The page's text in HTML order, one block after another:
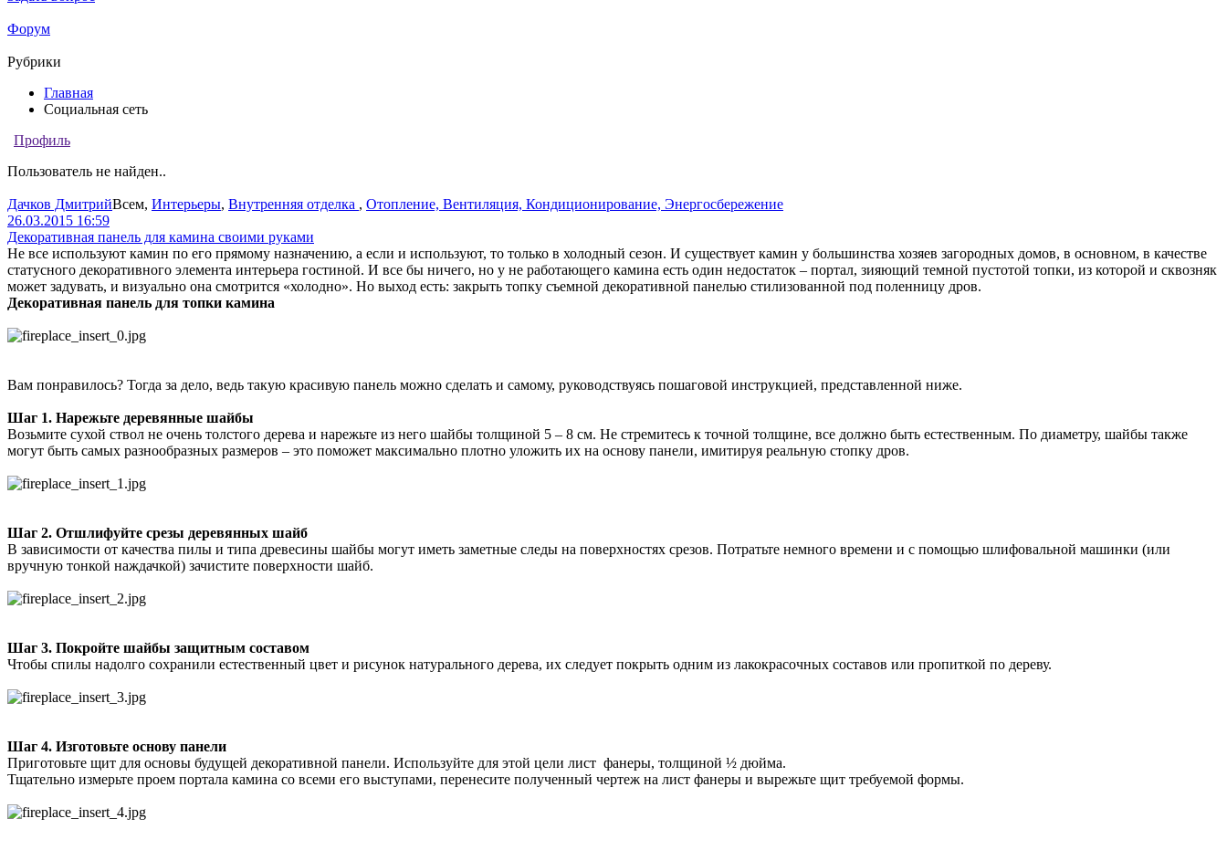
Форум
Рубрики
Главная
Социальная сеть
Профиль
Пользователь не найден..
Дачков ДмитрийВсем, Интерьеры, Внутренняя отделка , Отопление, Вентиляция, Кондиционирование, Энергосбережение
26.03.2015 16:59
Декоративная панель для камина своими руками
Не все используют камин по его прямому назначению, а если и используют, то только в холодный сезон. И существует камин у большинства хозяев загородных домов, в основном, в качестве
статусного декоративного элемента интерьера гостиной. И все бы ничего, но у не работающего камина есть один недостаток – портал, зияющий темной пустотой топки, из которой и сквозняк
может задувать, и визуально она смотрится «холодно». Но выход есть: закрыть топку съемной декоративной панелью стилизованной под поленницу дров.
Декоративная панель для топки камина
Вам понравилось? Тогда за дело, ведь такую красивую панель можно сделать и самому, руководствуясь пошаговой инструкцией, представленной ниже.
Шаг 1. Нарежьте деревянные шайбы
Возьмите сухой ствол не очень толстого дерева и нарежьте из него шайбы толщиной 5 – 8 см. Не стремитесь к точной толщине, все должно быть естественным. По диаметру, шайбы также
могут быть самых разнообразных размеров – это поможет максимально плотно уложить их на основу панели, имитируя реальную стопку дров.
Шаг 2. Отшлифуйте срезы деревянных шайб
В зависимости от качества пилы и типа древесины шайбы могут иметь заметные следы на поверхностях срезов. Потратьте немного времени и с помощью шлифовальной машинки (или
вручную тонкой наждачкой) зачистите поверхности шайб.
Шаг 3. Покройте шайбы защитным составом
Чтобы спилы надолго сохранили естественный цвет и рисунок натурального дерева, их следует покрыть одним из лакокрасочных составов или пропиткой по дереву.
Шаг 4. Изготовьте основу панели
Приготовьте щит для основы будущей декоративной панели. Используйте для этой цели лист фанеры, толщиной ½ дюйма.
Тщательно измерьте проем портала камина со всеми его выступами, перенесите полученный чертеж на лист фанеры и вырежьте щит требуемой формы.